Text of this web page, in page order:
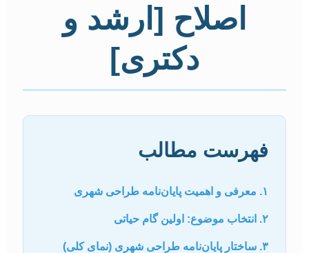
اصلاح [ارشد و
دکتری]
فهرست مطالب
۱. معرفی و اهمیت پایان‌نامه طراحی شهری
۲. انتخاب موضوع: اولین گام حیاتی
۳. ساختار پایان‌نامه طراحی شهری (نمای کلی)